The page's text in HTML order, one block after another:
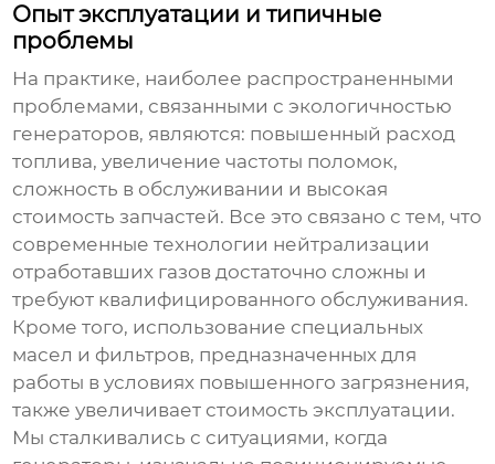
Опыт эксплуатации и типичные
проблемы
На практике, наиболее распространенными
проблемами, связанными с экологичностью
генераторов, являются: повышенный расход
топлива, увеличение частоты поломок,
сложность в обслуживании и высокая
стоимость запчастей. Все это связано с тем, что
современные технологии нейтрализации
отработавших газов достаточно сложны и
требуют квалифицированного обслуживания.
Кроме того, использование специальных
масел и фильтров, предназначенных для
работы в условиях повышенного загрязнения,
также увеличивает стоимость эксплуатации.
Мы сталкивались с ситуациями, когда